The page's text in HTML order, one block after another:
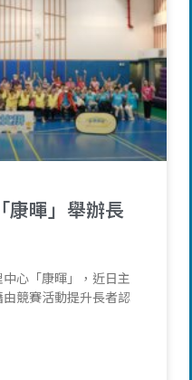
康暉」舉辦長
心「康暉」，近日主
競賽活動提升長者認